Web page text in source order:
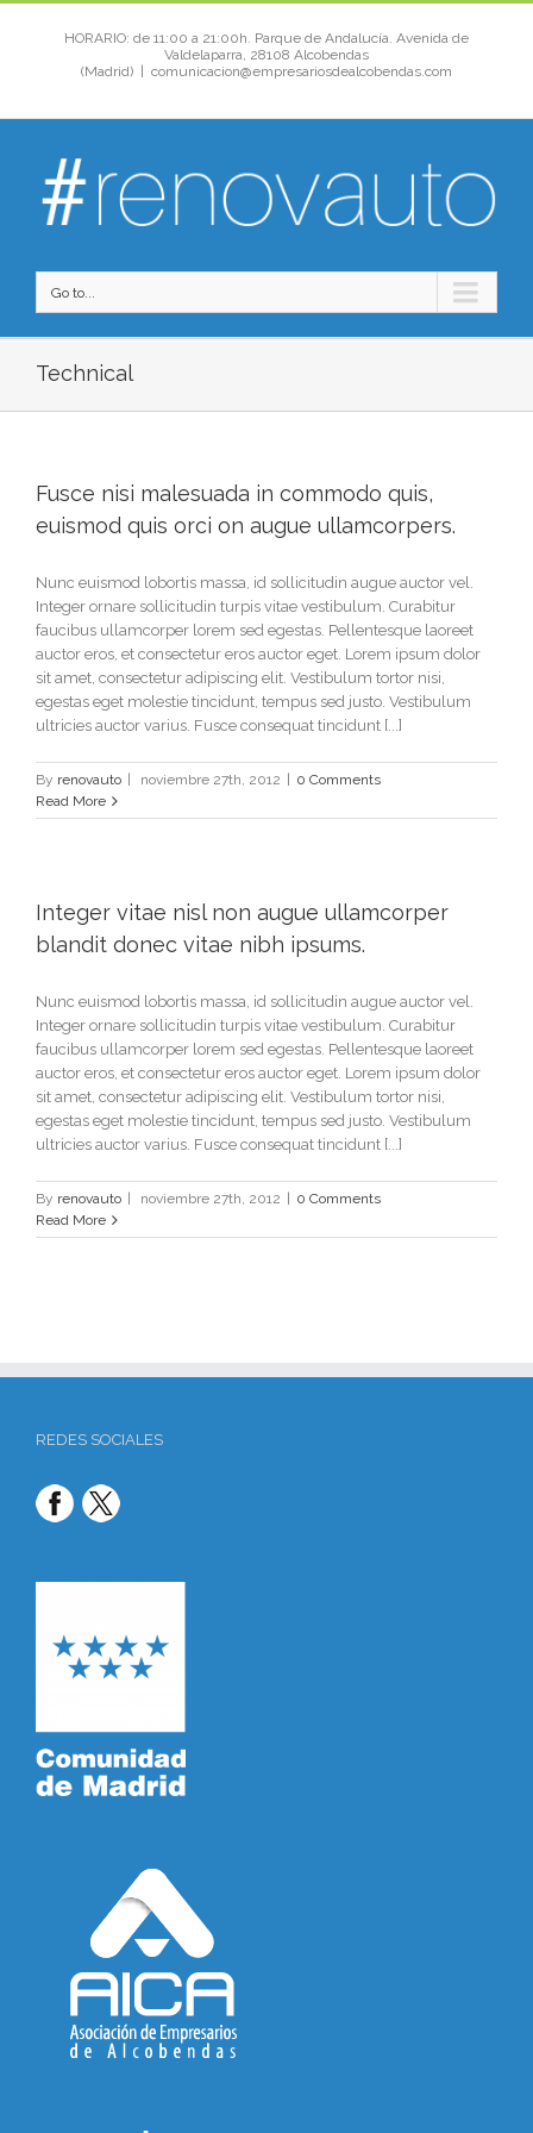
HORARIO: de 11:00 a 21:00h. Parque de Andalucía. Avenida de
Valdelaparra, 28108 Alcobendas
(Madrid)
comunicacion@empresariosdealcobendas.com
Go to...
Technical
Fusce nisi malesuada in commodo quis,
euismod quis orci on augue ullamcorpers.
Nunc euismod lobortis massa, id sollicitudin augue auctor vel.
Integer ornare sollicitudin turpis vitae vestibulum. Curabitur
faucibus ullamcorper lorem sed egestas. Pellentesque laoreet
auctor eros, et consectetur eros auctor eget. Lorem ipsum dolor
sit amet, consectetur adipiscing elit. Vestibulum tortor nisi,
egestas eget molestie tincidunt, tempus sed justo. Vestibulum
ultricies auctor varius. Fusce consequat tincidunt [...]
By renovauto noviembre 27th, 2012
0 Comments
Read More
Integer vitae nisl non augue ullamcorper
blandit donec vitae nibh ipsums.
Nunc euismod lobortis massa, id sollicitudin augue auctor vel.
Integer ornare sollicitudin turpis vitae vestibulum. Curabitur
faucibus ullamcorper lorem sed egestas. Pellentesque laoreet
auctor eros, et consectetur eros auctor eget. Lorem ipsum dolor
sit amet, consectetur adipiscing elit. Vestibulum tortor nisi,
egestas eget molestie tincidunt, tempus sed justo. Vestibulum
ultricies auctor varius. Fusce consequat tincidunt [...]
By renovauto noviembre 27th, 2012
0 Comments
Read More
REDES SOCIALES